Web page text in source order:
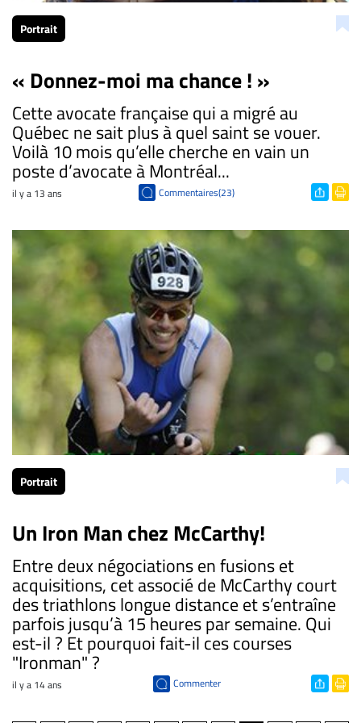
Portrait
« Donnez-moi ma chance ! »
Cette avocate française qui a migré au
Québec ne sait plus à quel saint se vouer.
Voilà 10 mois qu’elle cherche en vain un
poste d’avocate à Montréal...
il y a 13 ans Commentaires(23)
Portrait
Un Iron Man chez McCarthy!
Entre deux négociations en fusions et
acquisitions, cet associé de McCarthy court
des triathlons longue distance et s’entraîne
parfois jusqu’à 15 heures par semaine. Qui
est-il ? Et pourquoi fait-il ces courses
"Ironman" ?
il y a 14 ans Commenter